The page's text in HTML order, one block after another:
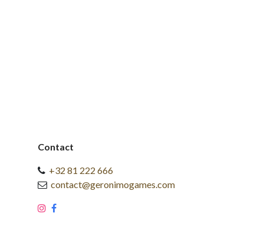
Contact
+32 81 222 666
contact@geronimogames.com